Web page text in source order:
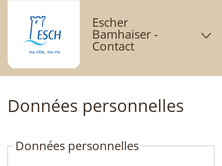
Escher
Bamhaiser -
Contact
Données personnelles
Données personnelles